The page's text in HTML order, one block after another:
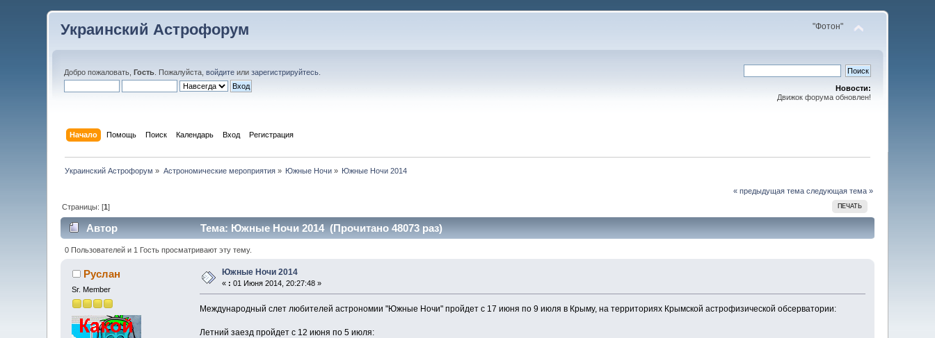
Украинский Астрофорум "Фотон"
Добро пожаловать,Гость . Пожалуйста,войдите илизарегистрируйтесь
Новости:
Движок форума обновлен!
Начало Помощь Поиск Календарь Вход Регистрация
Украинский Астрофорум » Астрономические мероприятия» Южные Ночи » Южные Ночи 2014
« предыдущая тема следующая тема »
ПЕЧАТЬ
Страницы: [1]
Автор Тема: Южные Ночи 2014 (Прочитано 48073 раз)
0 Пользователей и 1 Гость просматривают эту тему.
Руслан
Sr. Member
Южные Ночи 2014
« : 01 Июня 2014, 20:27:48 »
Международный слет любителей астрономии "Южные Ночи" пройдет с 17 июня по 9 июля в Крыму, на территориях Крымской астрофизической обсерватории:
Летний заезд пройдет с 12 июня по 5 июля: